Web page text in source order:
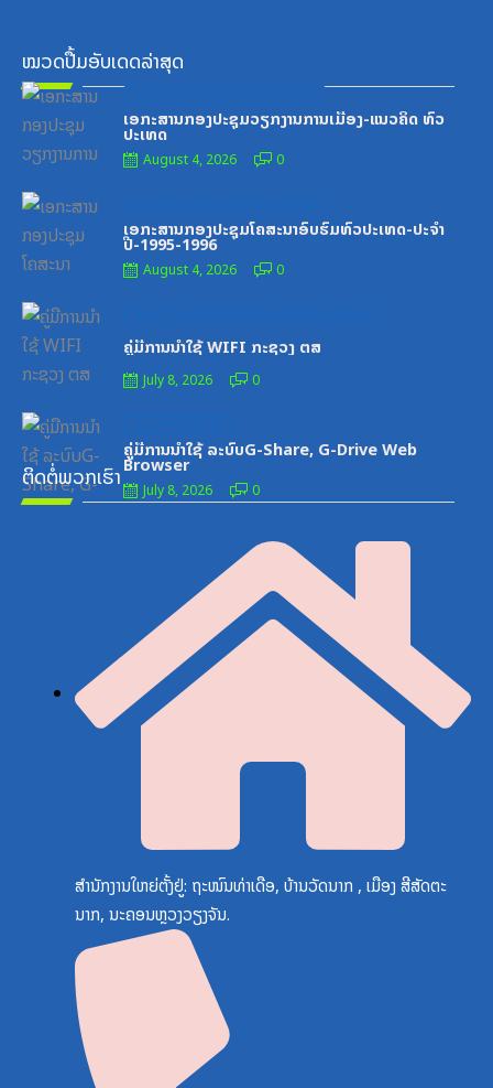
ໝວດປື້ມອັບເດດລ່າສຸດ
ເອກະສານກອງປະຊຸມວຽກງານການເມືອງ-ແນວຄິດ ທົ່ວ
ປະເທດ
on
August 4, 2026 0
ເອກະສານກອງປະຊຸມໂຄສະນາອົບຮົມທົ່ວປະເທດ-ປະຈໍາ
ປີ-1995-1996
on
August 4, 2026 0
ຄູ່ມືການນຳໃຊ້ WIFI ກະຊວງ ຕສ
July 8, 2026 0
ຄູ່ມືການນຳໃຊ້ ລະບົບG-Share, G-Drive Web
Browser
on
July 8, 2026 0
ຕິດຕໍ່ພວກເຮົາ
ສຳນັກງານໃຫຍ່ຕັ້ງຢູ່: ຖະໜົນທ່າເດືອ, ບ້ານວັດນາກ , ເມືອງ ສີສັດຕະ
ນາກ, ນະຄອນຫຼວງວຽງຈັນ.